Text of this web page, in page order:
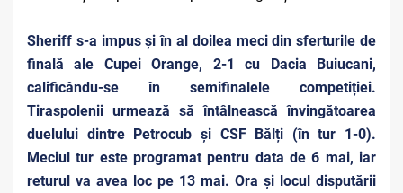
Sheriff s-a impus și în al doilea meci din sferturile de
finală ale Cupei Orange, 2-1 cu Dacia Buiucani,
calificându-se în semifinalele competiției.
Tiraspolenii urmează să întâlnească învingătoarea
duelului dintre Petrocub și CSF Bălți (în tur 1-0).
Meciul tur este programat pentru data de 6 mai, iar
returul va avea loc pe 13 mai. Ora și locul disputării